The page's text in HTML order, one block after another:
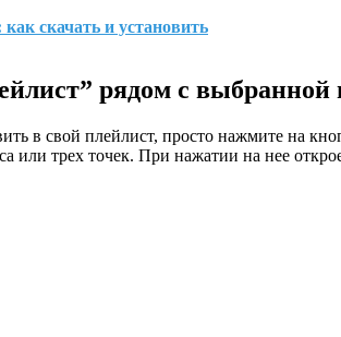
скачать и установить
рядом с выбранной
в свой плейлист, просто нажмите на
или трех точек. При нажатии на нее